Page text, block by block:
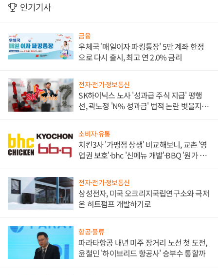
인기기사
금융
우체국 '매일이자 파킹통장' 5만 계좌 한정
으로 다시 출시, 최고 연 2.0% 금리
전자·전기·정보통신
SK하이닉스 노사 '성과급 주식 지급' 평행
선, 곽노정 'N% 성과급' 법적 논란 벗을지 주
소비자·유통
치킨3사 '가맹점 상생' 비교해보니, 교촌 '영
업권 보호'·bhc '신메뉴 개발'·BBQ '원가 부
전자·전기·정보통신
삼성전자, 미국 오크리지국립연구소와 극저
온 히트펌프 개발하기로
항공·물류
파라타항공 내년 미주 장거리 노선 첫 도전,
윤철민 '하이브리드 항공사' 승부수 통할까